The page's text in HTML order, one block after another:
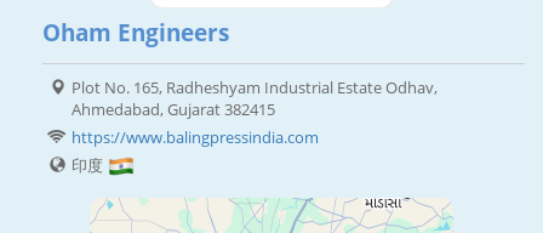
Oham Engineers
Plot No. 165, Radheshyam Industrial Estate Odhav,
Ahmedabad, Gujarat 382415
https://www.balingpressindia.com
印度